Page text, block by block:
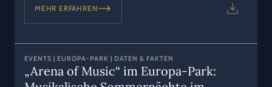
MEHR ERFAHREN
EVENTS | EUROPA-PARK | DATEN & FAKTEN
„Arena of Music“ im Europa-Park: